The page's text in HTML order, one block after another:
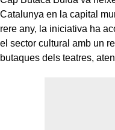
Catalunya en la capital
rere any, la iniciativa ha
el sector cultural amb un
butaques dels teatres,